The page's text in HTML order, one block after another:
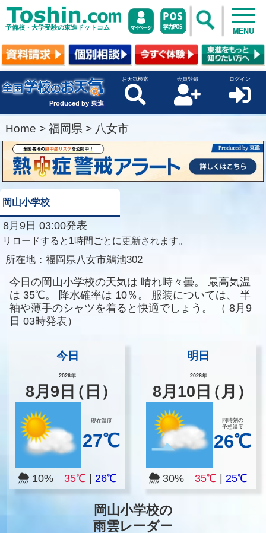
予備校・大学受験の東進ドットコム MENU
Produced by 東進
お天気検索 会員登録 ログイン
Home > 福岡県 > 八女市
岡山小学校
8月9日 03:00発表
リロードすると1時間ごとに更新されます。
所在地： 福岡県八女市鵜池302
今日の岡山小学校の天気は 晴れ時々曇。
最高気温
は 35℃。 降水確率は 10％。 服装については、
半
袖や薄手のシャツを着ると快適でしょう。
（ 8月9
日 03時発表）
今日
2026年
8月 9 日（日）
現在温度
27℃
10% 35℃ 26℃
明日
2026年
8月 10 日（月）
同時刻の
予想温度
26℃
30% 35℃ |25℃
岡山小学校の
雨雲レーダー